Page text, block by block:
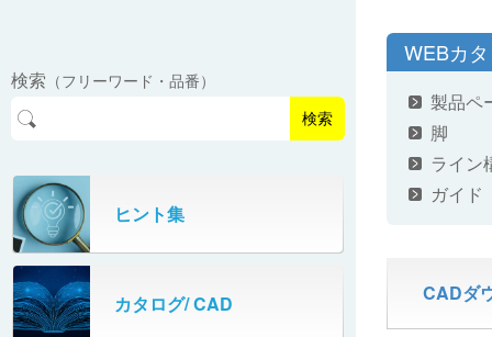
PHC80L
ガントレーパレタイザ
PHC350・PHC330
パーフェクトベヤー® / PV（スチール
製）
パーフェクトベヤー® / AP（アルミ
タテコン® / TC
オリプナー
高速転換機
スタッカ&アンスタッカ
米袋自動投入装置
検索 （フリーワード・品番）
検索
ヒント集
カタログ/ CAD
WEBカ
製品ペ
脚
ライン
ガイド
CADダ